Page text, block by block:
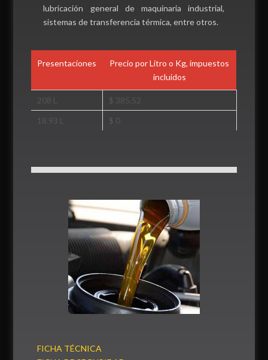
lubricación general de maquinaria industrial,
sistemas de transferencia térmica, entre otros.
Presentaciones
Precio por Litro o Kg, impuestos
incluidos
208 L
$ 385.52
18.93 L
$ 0
FICHA TÉCNICA